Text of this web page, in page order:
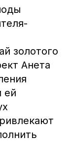
золотого
Анета
ей